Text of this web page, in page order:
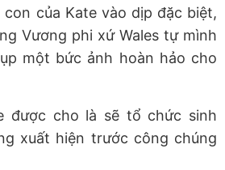
của Kate vào dịp đặc biệt,
Vương phi xứ Wales tự mình
một bức ảnh hoàn hảo cho
được cho là sẽ tổ chức sinh
xuất hiện trước công chúng